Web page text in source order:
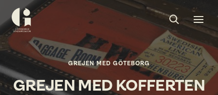
Göteborgs
stadsmuseum
Toggle
sök
meny
GREJEN MED GÖTEBORG
GREJEN MED KOFFERTEN